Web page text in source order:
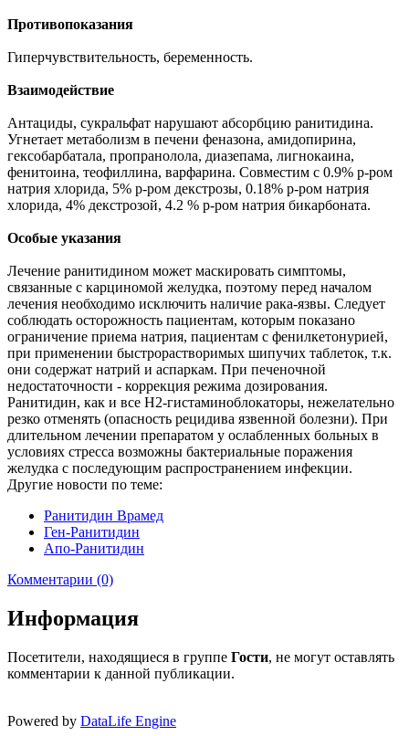
Противопоказания
Гиперчувствительность, беременность.
Взаимодействие
Антациды, сукральфат нарушают абсорбцию ранитидина.
Угнетает метаболизм в печени феназона, амидопирина,
гексобарбатала, пропранолола, диазепама, лигнокаина,
фенитоина, теофиллина, варфарина. Совместим с 0.9% р-ром
натрия хлорида, 5% р-ром декстрозы, 0.18% р-ром натрия
хлорида, 4% декстрозой, 4.2 % р-ром натрия бикарбоната.
Особые указания
Лечение ранитидином может маскировать симптомы,
связанные с карциномой желудка, поэтому перед началом
лечения необходимо исключить наличие рака-язвы. Следует
соблюдать осторожность пациентам, которым показано
ограничение приема натрия, пациентам с фенилкетонурией,
при применении быстрорастворимых шипучих таблеток, т.к.
они содержат натрий и аспаркам. При печеночной
недостаточности - коррекция режима дозирования.
Ранитидин, как и все H2-гистаминоблокаторы, нежелательно
резко отменять (опасность рецидива язвенной болезни). При
длительном лечении препаратом у ослабленных больных в
условиях стресса возможны бактериальные поражения
желудка с последующим распространением инфекции.
Другие новости по теме:
Ранитидин Врамед
Ген-Ранитидин
Апо-Ранитидин
Комментарии (0)
Информация
Посетители, находящиеся в группе Гости, не могут оставлять
комментарии к данной публикации.
Powered by DataLife Engine